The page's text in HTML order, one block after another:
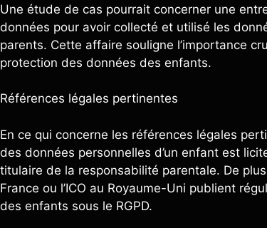
Une étude de cas pourrait concerner une
données pour avoir collecté et utilisé les
parents. Cette affaire souligne l’importance
protection des données des enfants.
Références légales pertinentes
En ce qui concerne les références légales
des données personnelles d’un enfant est
titulaire de la responsabilité parentale. De
France ou l’ICO au Royaume-Uni publient
des enfants sous le RGPD.